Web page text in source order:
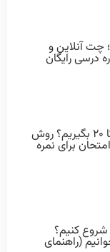
چت آنلاین و
درسی رایگان
چگونه درس بخوانیم تا ۲۰ بگیریم؟ روش
برای نمره
شروع کنیم؟
(راهنمای